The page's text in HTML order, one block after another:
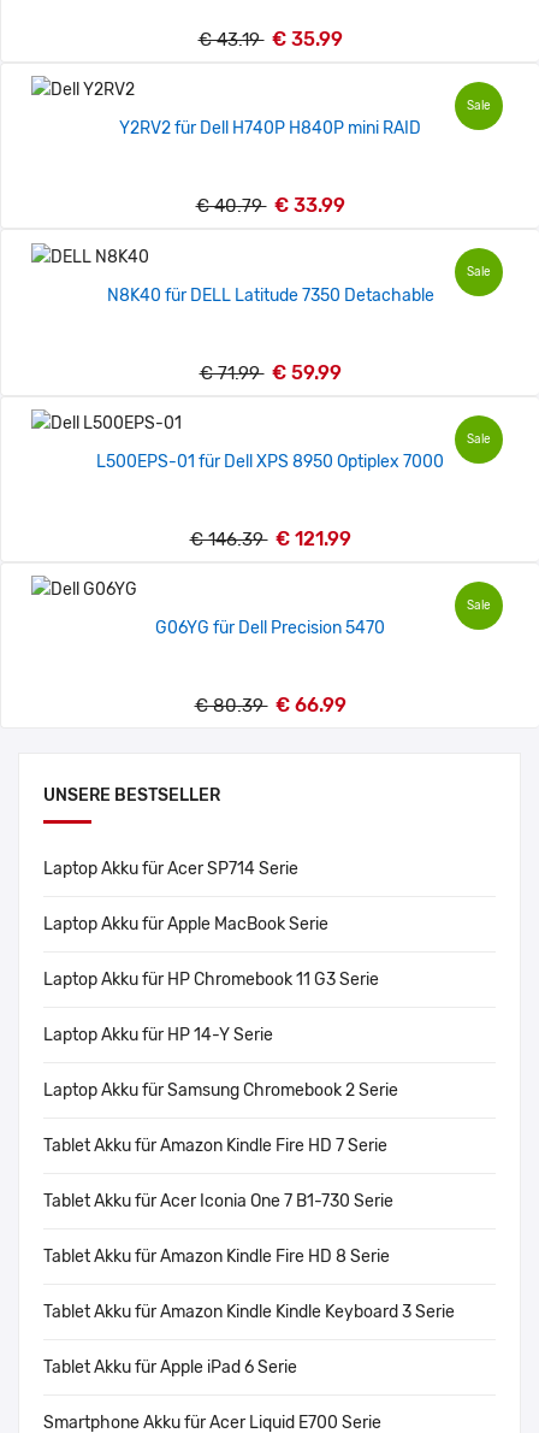
UNSERE BESTSELLER
Laptop Akku für Acer SP714 Serie
Laptop Akku für Apple MacBook Serie
Laptop Akku für HP Chromebook 11 G3 Serie
Laptop Akku für HP 14-Y Serie
Laptop Akku für Samsung Chromebook 2 Serie
Tablet Akku für Amazon Kindle Fire HD 7 Serie
Tablet Akku für Acer Iconia One 7 B1-730 Serie
Tablet Akku für Amazon Kindle Fire HD 8 Serie
Tablet Akku für Amazon Kindle Kindle Keyboard 3 Serie
Tablet Akku für Apple iPad 6 Serie
Smartphone Akku für Acer Liquid E700 Serie
€ 43.19 € 35.99
Sale
Y2RV2 für Dell H740P H840P mini RAID
€ 40.79 € 33.99
Sale
N8K40 für DELL Latitude 7350 Detachable
€ 71.99 € 59.99
Sale
L500EPS-01 für Dell XPS 8950 Optiplex 7000
€ 146.39 € 121.99
Sale
G06YG für Dell Precision 5470
€ 80.39 € 66.99